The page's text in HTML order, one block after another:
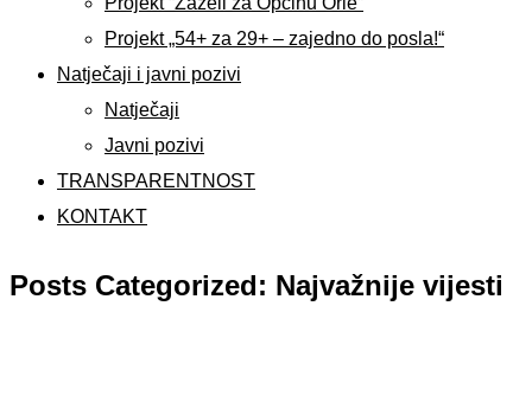
Projekt „54+ za 29+ – zajedno do posla!“
Natječaji i javni pozivi
Natječaji
Javni pozivi
TRANSPARENTNOST
KONTAKT
Posts Categorized: Najvažnije vijesti